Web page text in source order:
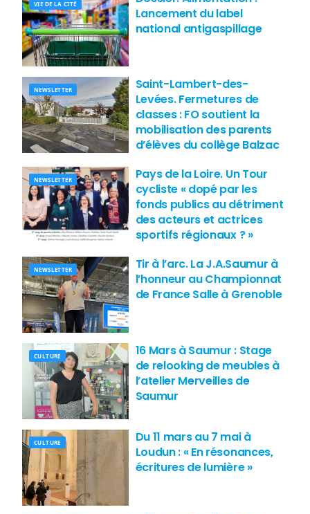
VIE DE LA CITÉ
Lancement du label
national antigaspillage
NEWSLETTER
Saint-Lambert-des-
Levées. Fermetures de
classes : FO soutient la
mobilisation des parents
d’élèves du collège Balzac
NEWSLETTER
Pays de la Loire. Un Tour
cycliste « dopé par les
fonds publics au détriment
des acteurs et actrices
sportifs régionaux ? »
NEWSLETTER
Tir à l’arc. La J.A.Saumur à
l’honneur au Championnat
de France Salle à Grenoble
CULTURE
16 Mars à Saumur : Stage
de relooking de meubles à
l’atelier Merveilles de
Saumur
CULTURE
Du 11 mars au 7 mai à
Loudun : « En résonances,
écritures de lumière »